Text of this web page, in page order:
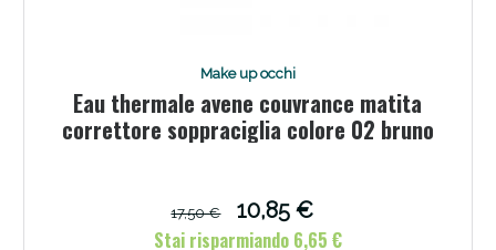
Make up occhi
Eau thermale avene couvrance matita
correttore soppraciglia colore 02 bruno
17,50 €
10,85 €
Stai risparmiando 6,65 €